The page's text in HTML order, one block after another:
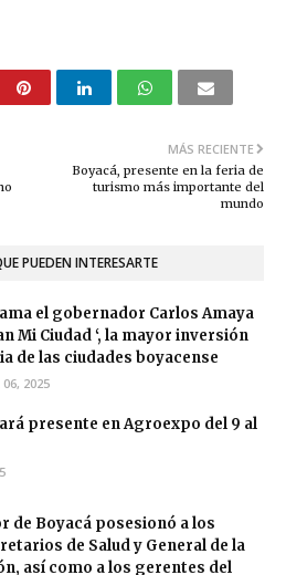
MÁS RECIENTE
Boyacá, presente en la feria de
turismo más importante del
mundo
PUEDEN INTERESARTE
el gobernador Carlos Amaya
Mi Ciudad ‘, la mayor inversión
de las ciudades boyacense
06, 2025
presente en Agroexpo del 9 al
de Boyacá posesionó a los
de Salud y General de la
así como a los gerentes del